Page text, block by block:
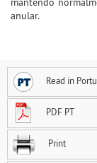
anular.
Read in
PDF PT
Print